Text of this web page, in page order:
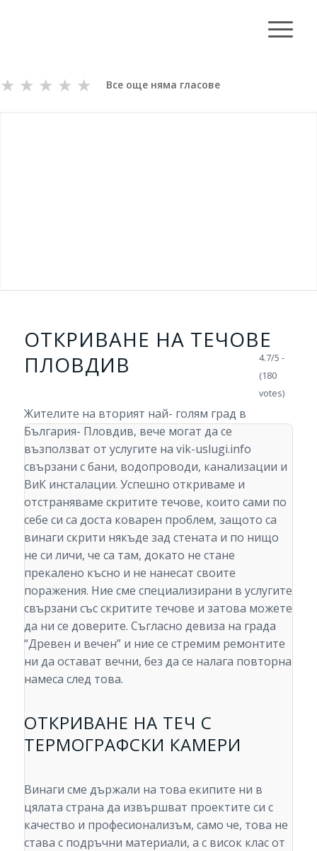
★
★
★
★
★ Все още няма гласове
ОТКРИВАНЕ НА ТЕЧОВЕ
ПЛОВДИВ
Жителите на вторият най- голям град в
България- Пловдив, вече могат да се
възползват от услугите на vik-uslugi.info
свързани с бани, водопроводи, канализации и
ВиК инсталации. Успешно откриваме и
отстраняваме скритите течове, които сами по
себе си са доста коварен проблем, защото са
винаги скрити някъде зад стената и по нищо
не си личи, че са там, докато не стане
прекалено късно и не нанесат своите
поражения. Ние сме специализирани в услугите
свързани със скритите течове и затова можете
да ни се доверите. Съгласно девиза на града
“Древен и вечен” и ние се стремим ремонтите
ни да остават вечни, без да се налага повторна
намеса след това.
ОТКРИВАНЕ НА ТЕЧ С
ТЕРМОГРАФСКИ КАМЕРИ
Винаги сме държали на това екипите ни в
цялата страна да извършват проектите си с
качество и професионализъм, само че, това не
става с подръчни материали, а с висок клас от
4.7/5 -
(180
votes)